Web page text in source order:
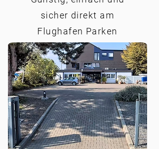
sicher direkt am
Flughafen Parken